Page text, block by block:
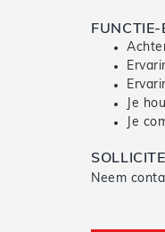
FUNCTIE-
Je
Je
Neem